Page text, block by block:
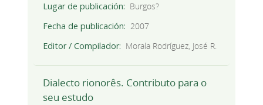
Lugar de publicación
Burgos?
Fecha de publicación
2007
Editor / Compilador
Morala Rodríguez, José R.
Dialecto rionorês. Contributo para o
seu estudo